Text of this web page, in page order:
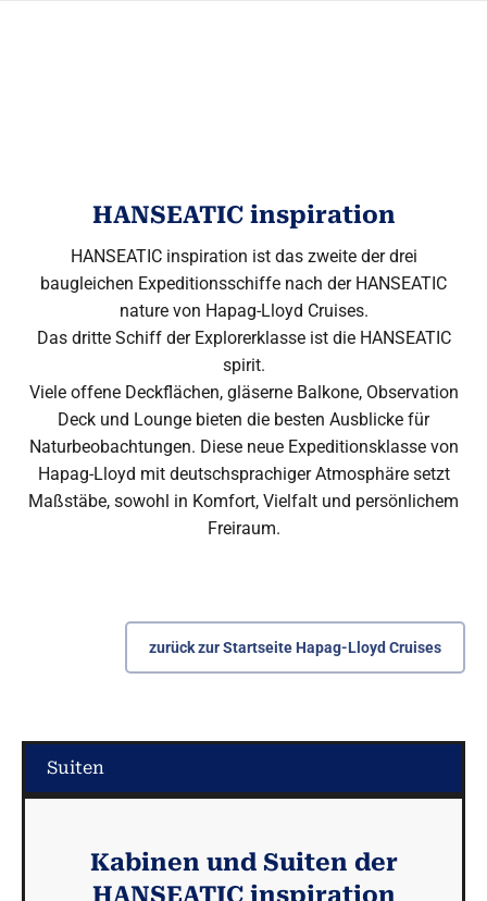
HANSEATIC inspiration
HANSEATIC inspiration ist das zweite der drei
baugleichen Expeditionsschiffe nach der HANSEATIC
nature von Hapag-Lloyd Cruises.
Das dritte Schiff der Explorerklasse ist die HANSEATIC
spirit.
Viele offene Deckflächen, gläserne Balkone, Observation
Deck und Lounge bieten die besten Ausblicke für
Naturbeobachtungen. Diese neue Expeditionsklasse von
Hapag-Lloyd mit deutschsprachiger Atmosphäre setzt
Maßstäbe, sowohl in Komfort, Vielfalt und persönlichem
Freiraum.
zurück zur Startseite Hapag-Lloyd Cruises
Suiten
Kabinen und Suiten der
HANSEATIC inspiration